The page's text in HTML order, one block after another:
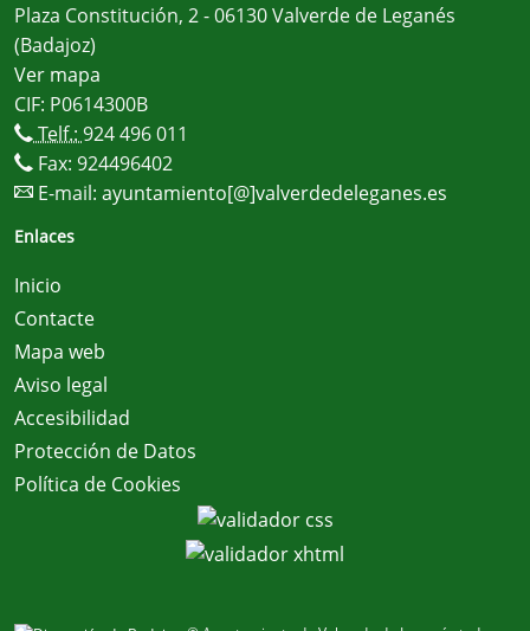
Plaza Constitución, 2 - 06130 Valverde de Leganés
(Badajoz)
Ver mapa
CIF: P0614300B
Telf.: 924 496 011
Fax: 924496402
E-mail: ayuntamiento[@]valverdedeleganes.es
Enlaces
Inicio
Contacte
Mapa web
Aviso legal
Accesibilidad
Protección de Datos
Política de Cookies